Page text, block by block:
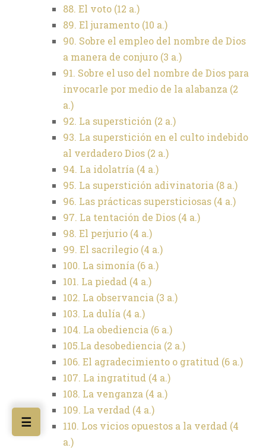
88. El voto (12 a.)
89. El juramento (10 a.)
90. Sobre el empleo del nombre de Dios
a manera de conjuro (3 a.)
91. Sobre el uso del nombre de Dios para
invocarle por medio de la alabanza (2
a.)
92. La superstición (2 a.)
93. La superstición en el culto indebido
al verdadero Dios (2 a.)
94. La idolatría (4 a.)
95. La superstición adivinatoria (8 a.)
96. Las prácticas supersticiosas (4 a.)
97. La tentación de Dios (4 a.)
98. El perjurio (4 a.)
99. El sacrilegio (4 a.)
100. La simonía (6 a.)
101. La piedad (4 a.)
102. La observancia (3 a.)
103. La dulía (4 a.)
104. La obediencia (6 a.)
105.La desobediencia (2 a.)
106. El agradecimiento o gratitud (6 a.)
107. La ingratitud (4 a.)
108. La venganza (4 a.)
109. La verdad (4 a.)
110. Los vicios opuestos a la verdad (4
a.)
☰